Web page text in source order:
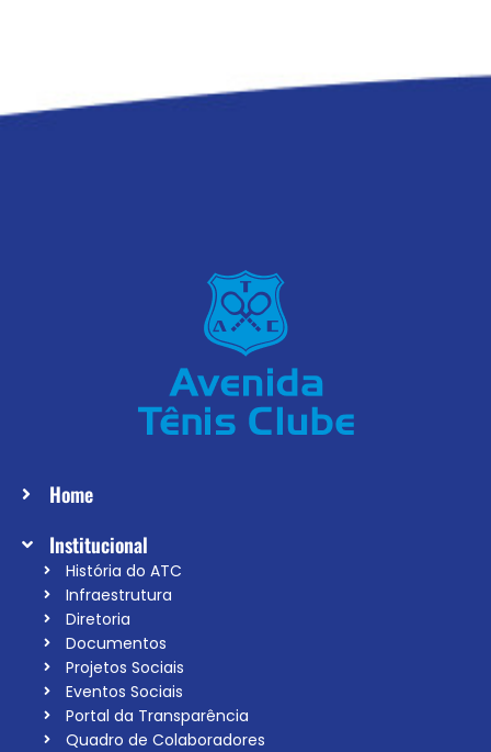
Home
Institucional
História do ATC
Infraestrutura
Diretoria
Documentos
Projetos Sociais
Eventos Sociais
Portal da Transparência
Quadro de Colaboradores